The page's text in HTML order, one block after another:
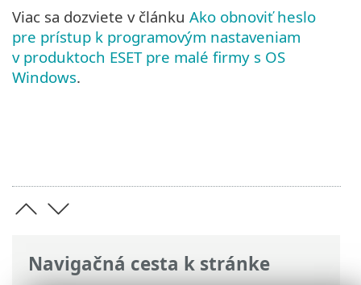
Navigačná cesta k stránke
Viac sa dozviete v článku Ako obnoviť heslo
pre prístup k programovým nastaveniam
v produktoch ESET pre malé firmy s OS
Windows.